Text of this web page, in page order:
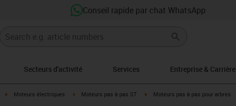
Conseil rapide par chat WhatsApp
Secteurs d'activité Services Entreprise & Carrière
igus-icon-arrow-right
Moteurs électriques igus-icon-arrow-right
Moteurs pas à pas ST igus-icon-arrow-right
Moteurs pas à pas pour arbres